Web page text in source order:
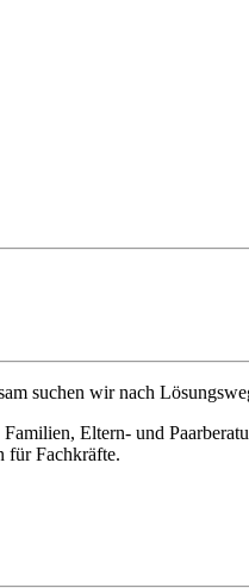
suchen wir nach
Eltern- und
für Fachkräfte.